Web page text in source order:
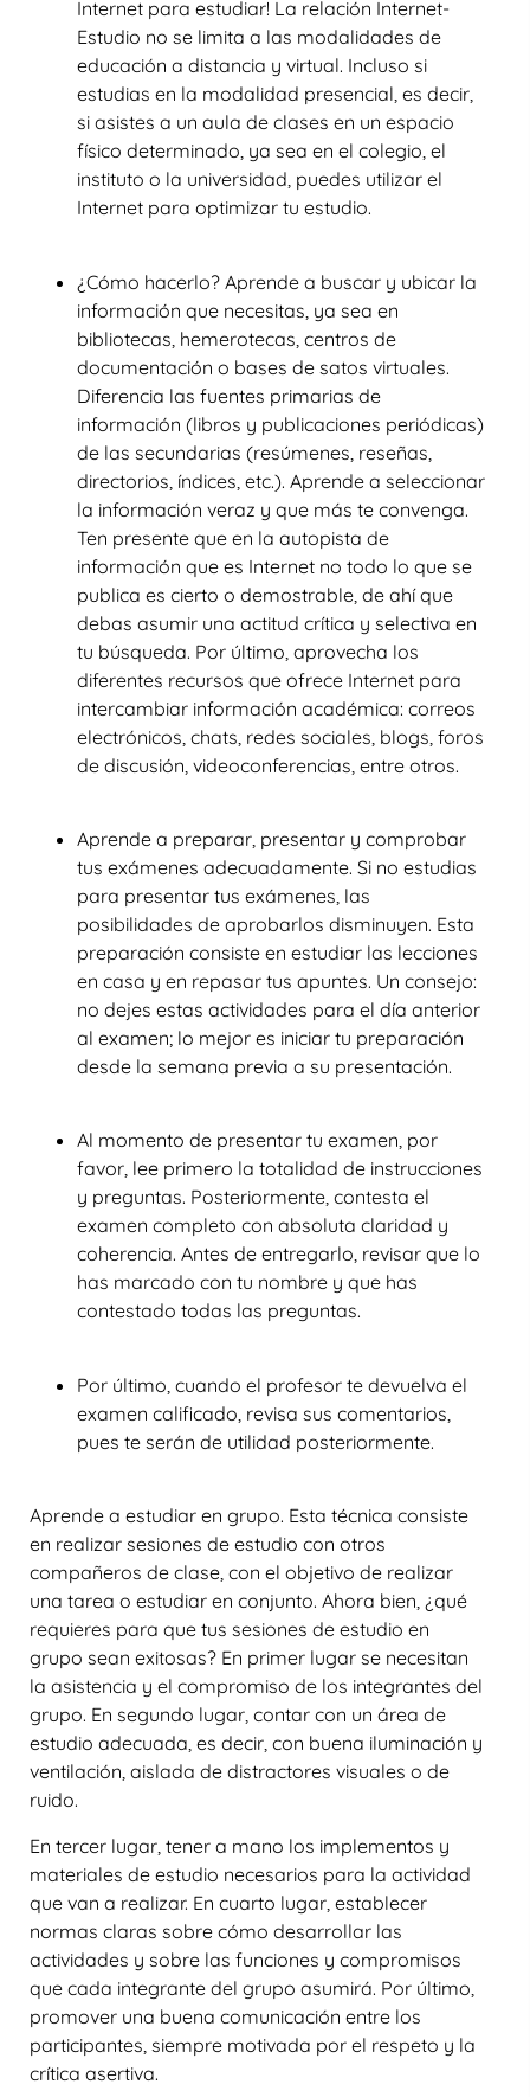
Internet para estudiar! La relación Internet-
Estudio no se limita a las modalidades de
educación a distancia y virtual. Incluso si
estudias en la modalidad presencial, es decir,
si asistes a un aula de clases en un espacio
físico determinado, ya sea en el colegio, el
instituto o la universidad, puedes utilizar el
Internet para optimizar tu estudio.
¿Cómo hacerlo? Aprende a buscar y ubicar la
información que necesitas, ya sea en
bibliotecas, hemerotecas, centros de
documentación o bases de satos virtuales.
Diferencia las fuentes primarias de
información (libros y publicaciones periódicas)
de las secundarias (resúmenes, reseñas,
directorios, índices, etc.). Aprende a seleccionar
la información veraz y que más te convenga.
Ten presente que en la autopista de
información que es Internet no todo lo que se
publica es cierto o demostrable, de ahí que
debas asumir una actitud crítica y selectiva en
tu búsqueda. Por último, aprovecha los
diferentes recursos que ofrece Internet para
intercambiar información académica: correos
electrónicos, chats, redes sociales, blogs, foros
de discusión, videoconferencias, entre otros.
Aprende a preparar, presentar y comprobar
tus exámenes adecuadamente. Si no estudias
para presentar tus exámenes, las
posibilidades de aprobarlos disminuyen. Esta
preparación consiste en estudiar las lecciones
en casa y en repasar tus apuntes. Un consejo:
no dejes estas actividades para el día anterior
al examen; lo mejor es iniciar tu preparación
desde la semana previa a su presentación.
Al momento de presentar tu examen, por
favor, lee primero la totalidad de instrucciones
y preguntas. Posteriormente, contesta el
examen completo con absoluta claridad y
coherencia. Antes de entregarlo, revisar que lo
has marcado con tu nombre y que has
contestado todas las preguntas.
Por último, cuando el profesor te devuelva el
examen calificado, revisa sus comentarios,
pues te serán de utilidad posteriormente.
Aprende a estudiar en grupo. Esta técnica consiste
en realizar sesiones de estudio con otros
compañeros de clase, con el objetivo de realizar
una tarea o estudiar en conjunto. Ahora bien, ¿qué
requieres para que tus sesiones de estudio en
grupo sean exitosas? En primer lugar se necesitan
la asistencia y el compromiso de los integrantes del
grupo. En segundo lugar, contar con un área de
estudio adecuada, es decir, con buena iluminación y
ventilación, aislada de distractores visuales o de
ruido.
En tercer lugar, tener a mano los implementos y
materiales de estudio necesarios para la actividad
que van a realizar. En cuarto lugar, establecer
normas claras sobre cómo desarrollar las
actividades y sobre las funciones y compromisos
que cada integrante del grupo asumirá. Por último,
promover una buena comunicación entre los
participantes, siempre motivada por el respeto y la
crítica asertiva.